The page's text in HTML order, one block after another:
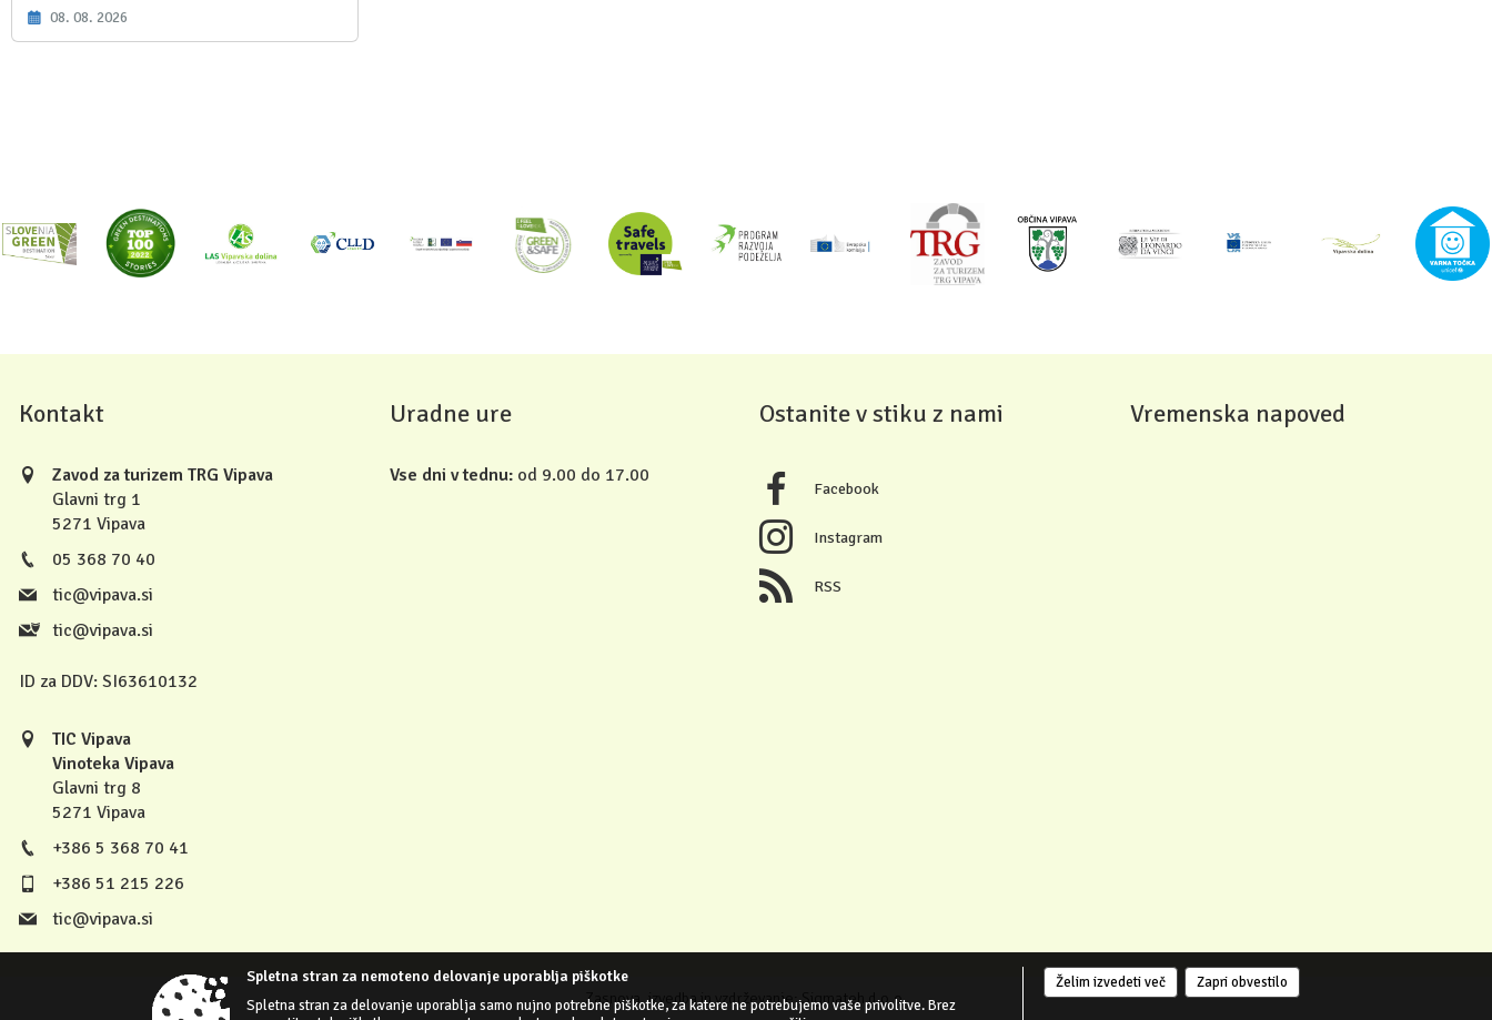
08. 08. 2026
Kontakt
Zavod za turizem TRG Vipava
Glavni trg 1
5271 Vipava
05 368 70 40
tic@vipava.si
tic@vipava.si
ID za DDV: SI63610132
TIC Vipava
Vinoteka Vipava
Glavni trg 8
5271 Vipava
+386 5 368 70 41
+386 51 215 226
tic@vipava.si
Uradne ure
Vse dni v tednu: od 9.00 do 17.00
Ostanite v stiku z nami
Facebook
Instagram
RSS
Vremenska napoved
Zasnova, izvedba in vzdrževanje: Sigmateh d.o.o.
Spletna stran za nemoteno delovanje uporablja piškotke
Spletna stran za delovanje uporablja samo nujno potrebne piškotke, za katere ne potrebujemo vaše privolitve. Brez
Želim izvedeti več Zapri obvestilo